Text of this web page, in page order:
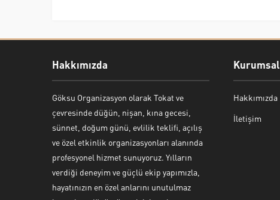
Hakkımızda
Göksu Organizasyon olarak Tokat ve
çevresinde düğün, nişan, kına gecesi,
sünnet, doğum günü, evlilik teklifi, açılış
ve özel etkinlik organizasyonları alanında
profesyonel hizmet sunuyoruz. Yılların
verdiği deneyim ve güçlü ekip yapımızla,
hayatınızın en özel anlarını unutulmaz
Kurumsal
Hakkımızda
İletişim
Bekir Kiper
Cevap Yaz